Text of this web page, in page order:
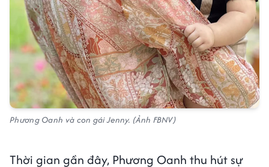
Phương Oanh và con gái Jenny. (Ảnh FBNV)
Thời gian gần đây, Phương Oanh thu hút sự